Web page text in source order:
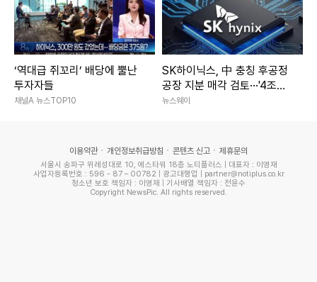
‘역대급 쥐꼬리’ 배당에 뿔난
투자자들
채널A 뉴스TOP10
SK하이닉스, 中 충칭 후공정
공장 지분 매각 검토···'4조원
규모'
뉴스웨이
이용약관 개인정보취급방침 콘텐츠 신고 제휴문의
서울시 송파구 위례성대로 10, 에스타워 18층 노티플러스 | 대표자 : 이영재
사업자등록번호 : 596 - 87 – 00782 | 광고대행업 | partner@notiplus.co.kr
청소년 보호 책임자 : 이영재 | 기사배열 책임자 : 전윤수
Copyright NewsPic. All rights reserved.